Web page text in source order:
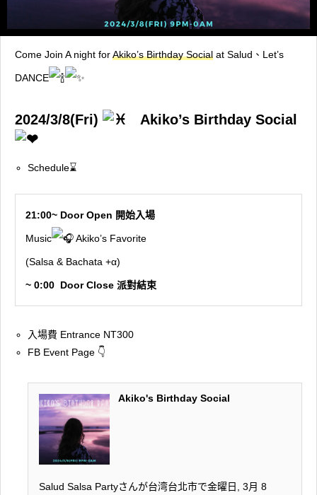
Come Join A night forAkiko’s Birthday Social at Salud、Let’s
DANCE
2024/3/8(Fri) Akiko’s Birthday Social
Schedule⌛
21:00~ Door Open 開始入場
Music Akiko’s Favorite
(Salsa & Bachata +α)
~ 0:00 Door Close 派對結束
入場費 Entrance NT300
FB Event Page 👇
Akiko's Birthday Social
Salud Salsa Partyさんが台湾台北市で金曜日, 3月 8